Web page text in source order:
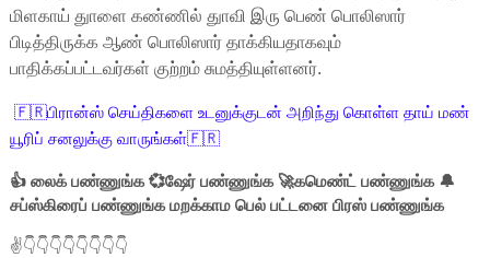
மிளகாய் துாளை கண்ணில் துாவி இரு பெண் பொலிஸார்
பிடித்திருக்க ஆண் பொலிஸார் தாக்கியதாகவும்
பாதிக்கப்பட்டவர்கள் குற்றம் சுமத்தியுள்ளனர்.
🇫🇷பிரான்ஸ் செய்திகளை உடனுக்குடன் அறிந்து கொள்ள தாய் மண்
யூரிப் சனலுக்கு வாருங்கள்🇫🇷
👍 லைக் பண்ணுங்க 💞ஷேர் பண்ணுங்க 🚀கமெண்ட் பண்ணுங்க 🔔
சப்ஸ்கிரைப் பண்ணுங்க மறக்காம பெல் பட்டனை பிரஸ் பண்ணுங்க
✌👇👇👇👇👇👇👇👇